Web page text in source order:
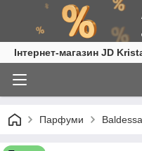
Інтернет-магазин JD
Парфуми